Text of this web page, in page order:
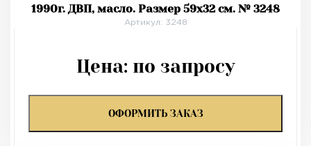
1990г. ДВП, масло. Размер 59х32 см. № 3248
Артикул: 3248
Цена: по запросу
ОФОРМИТЬ ЗАКАЗ